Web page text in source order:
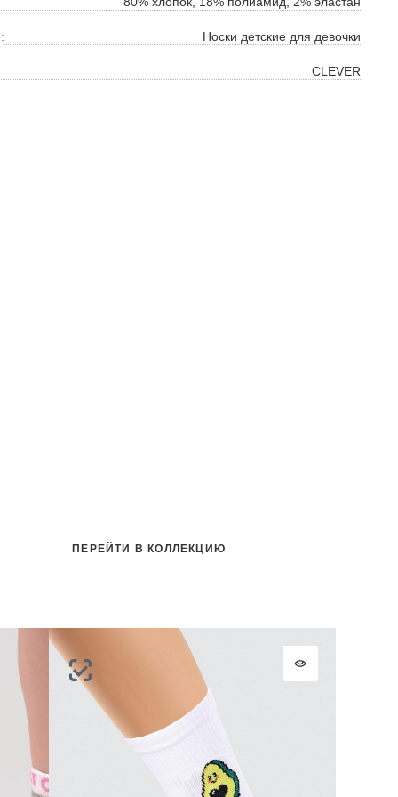
Носки детские для девочки
CLEVER
ПЕРЕЙТИ В КОЛЛЕКЦИЮ